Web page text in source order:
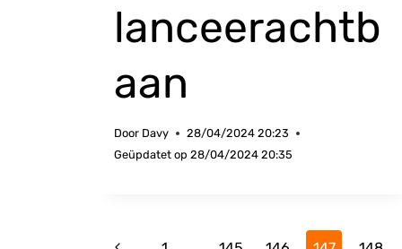
lanceerachtb
aan
Door Davy
28/04/2024 20:23
Geüpdatet op 28/04/2024 20:35